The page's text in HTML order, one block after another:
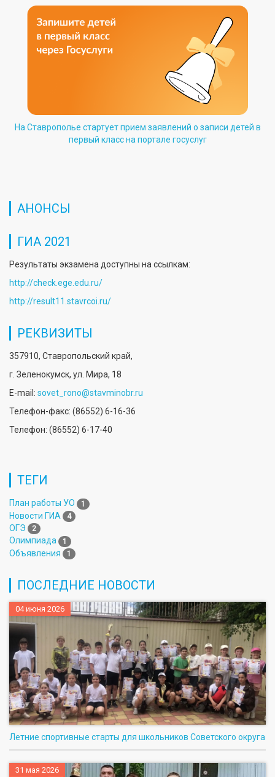
На Ставрополье стартует прием заявлений о записи детей в
первый класс на портале госуслуг
АНОНСЫ
ГИА 2021
Результаты экзамена доступны на ссылкам:
http://check.ege.edu.ru/
http://result11.stavrcoi.ru/
РЕКВИЗИТЫ
357910, Ставропольский край,
г. Зеленокумск, ул. Мира, 18
E-mail: sovet_rono@stavminobr.ru
Телефон-факс: (86552) 6-16-36
Телефон: (86552) 6-17-40
ТЕГИ
План работы УО 1
Новости ГИА 4
ОГЭ 2
Олимпиада 1
Объявления 1
ПОСЛЕДНИЕ НОВОСТИ
04 июня 2026
Летние спортивные старты для школьников Советского округа
31 мая 2026